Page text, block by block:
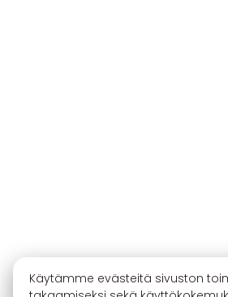
Käytämme evästeitä sivuston